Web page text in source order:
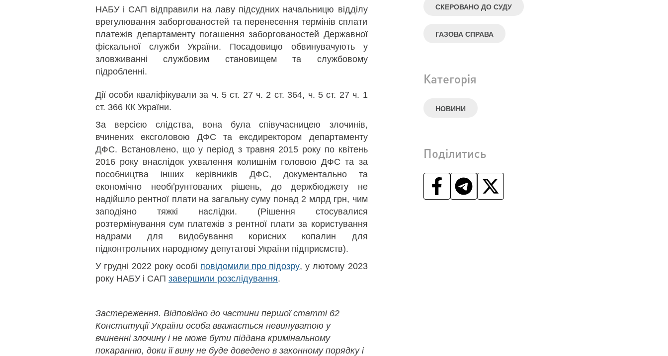
СКЕРОВАНО ДО СУДУ
ГАЗОВА СПРАВА
Категорія
НОВИНИ
Поділитись
НАБУ і САП відправили на лаву підсудних начальницю відділу
врегулювання заборгованостей та перенесення термінів сплати
платежів департаменту погашення заборгованостей Державної
фіскальної служби України. Посадовицю обвинувачують у
зловживанні службовим становищем та службовому
підробленні.
Дії особи кваліфікували за ч. 5 ст. 27 ч. 2 ст. 364, ч. 5 ст. 27 ч. 1
ст. 366 КК України.
За версією слідства, вона була співучасницею злочинів,
вчинених ексголовою ДФС та ексдиректором департаменту
ДФС. Встановлено, що у період з травня 2015 року по квітень
2016 року внаслідок ухвалення колишнім головою ДФС та за
пособництва інших керівників ДФС, документально та
економічно необґрунтованих рішень, до держбюджету не
надійшло рентної плати на загальну суму понад 2 млрд грн, чим
заподіяно тяжкі наслідки. (Рішення стосувалися
розтермінування сум платежів з рентної плати за користування
надрами для видобування корисних копалин для
підконтрольних народному депутатові України підприємств).
У грудні 2022 року особі повідомили про підозру, у лютому 2023
року НАБУ і САП завершили розслідування.
Застереження. Відповідно до частини першої статті 62
Конституції України особа вважається невинуватою у
вчиненні злочину і не може бути піддана кримінальному
покаранню, доки її вину не буде доведено в законному порядку і